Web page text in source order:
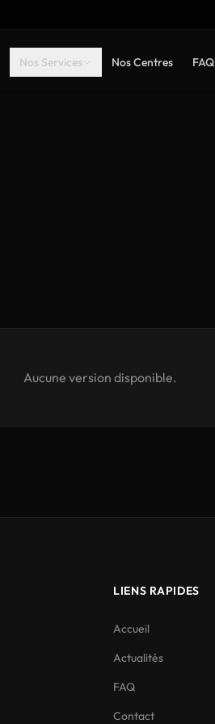
Nos Services Nos Centres FAQ
Aucune version disponible.
LIENS RAPIDES
Accueil
Actualités
FAQ
Contact